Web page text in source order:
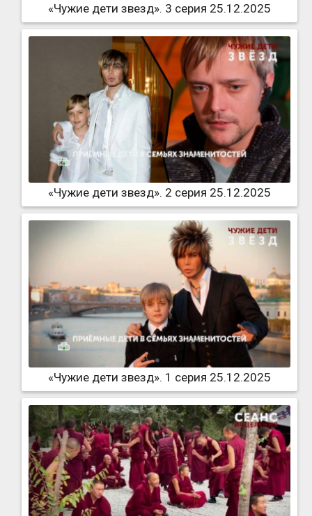
«Чужие дети звезд». 3 серия 25.12.2025
«Чужие дети звезд». 2 серия 25.12.2025
«Чужие дети звезд». 1 серия 25.12.2025